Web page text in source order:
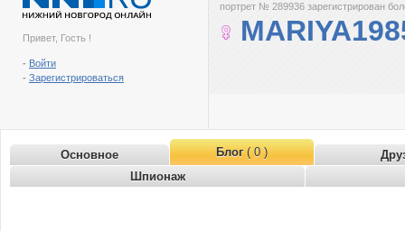
Привет, Гость !
- Войти
- Зарегистрироваться
портрет № 289936 зарегистрирован
Основное Блог( 0 )
Шпионаж